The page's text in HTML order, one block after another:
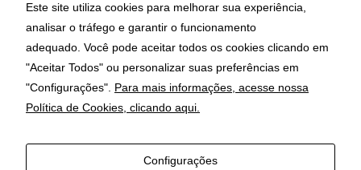
Negócios
Grupo Marquise
Marquise Ambiental
Marquise Incorporações
Comunicação
Trabalhe Conosco
Fale Conosco
Este site utiliza cookies para melhorar sua experiência,
analisar o tráfego e garantir o funcionamento
adequado. Você pode aceitar todos os cookies clicando em
"Aceitar Todos" ou personalizar suas preferências em
"Configurações". Para mais informações, acesse nossa
Política de Cookies, clicando aqui.
Configurações